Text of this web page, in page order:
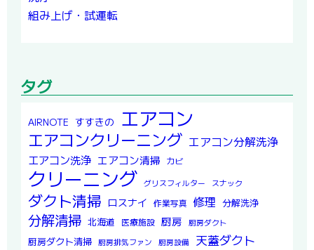
組み上げ・試運転
タグ
AIRNOTE すすきの エアコン
エアコンクリーニング エアコン分解洗浄
エアコン洗浄 エアコン清掃 カビ
クリーニング グリスフィルター スナック
ダクト清掃 ロスナイ 作業写真 修理 分解洗浄
分解清掃 北海道 医療施設 厨房 厨房ダクト
厨房ダクト清掃 厨房排気ファン 厨房設備 天蓋ダクト